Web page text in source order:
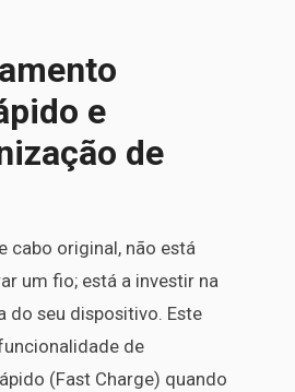
e
de
cabo original, não está
um fio; está a investir na
do seu dispositivo. Este
de
(Fast Charge) quando